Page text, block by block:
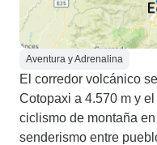
Aventura y Adrenalina
El corredor volcánico
Cotopaxi a 4.570 m y
ciclismo de montaña
senderismo entre